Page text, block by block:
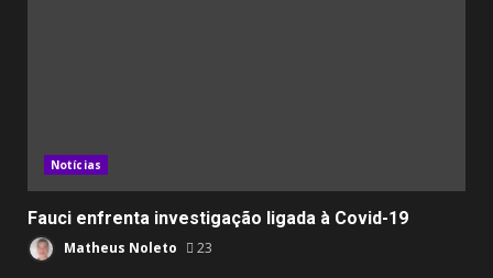
Notícias
Fauci enfrenta investigação ligada à Covid-19
Matheus Noleto 23